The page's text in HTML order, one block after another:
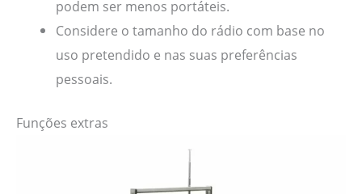
podem ser menos portáteis.
Considere o tamanho do rádio com base no
uso pretendido e nas suas preferências
pessoais.
Funções extras